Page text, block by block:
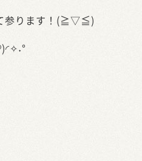
参ります！(≧▽≦)